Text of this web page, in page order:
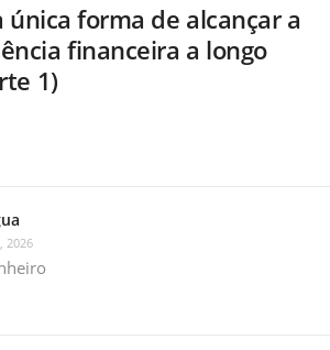
única forma de alcançar a
financeira a longo
1)
2026